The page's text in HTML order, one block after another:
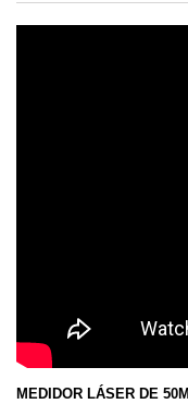
MEDIDOR LÁSER DE